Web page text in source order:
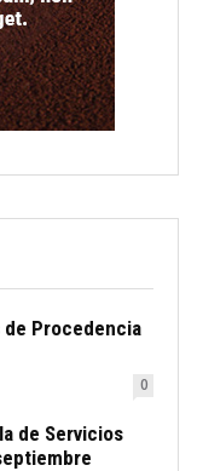
Procedencia
0
de Servicios